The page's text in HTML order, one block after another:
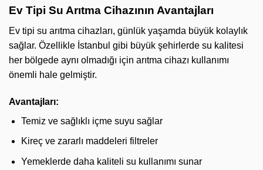
Ev Tipi Su Arıtma Cihazının Avantajları
Ev tipi su arıtma cihazları, günlük yaşamda büyük kolaylık
sağlar. Özellikle İstanbul gibi büyük şehirlerde su kalitesi
her bölgede aynı olmadığı için arıtma cihazı kullanımı
önemli hale gelmiştir.
Avantajları:
Temiz ve sağlıklı içme suyu sağlar
Kireç ve zararlı maddeleri filtreler
Yemeklerde daha kaliteli su kullanımı sunar